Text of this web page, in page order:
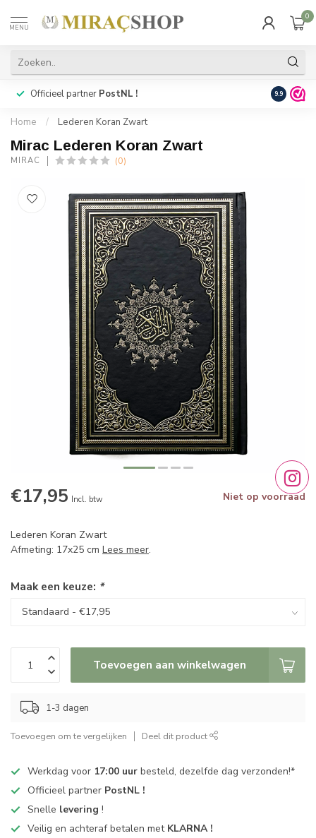
MENU
0
Officieel partner PostNL ! Snelle
9.9
Home / Lederen Koran Zwart
Mirac Lederen Koran Zwart
MIRAC (0)
€17,95 Incl. btw Niet op voorraad
Lederen Koran Zwart
Afmeting: 17x25 cm Lees meer.
Maak een keuze: *
Toevoegen aan winkelwagen
1-3 dagen
Toevoegen om te vergelijken Deel dit product
Werkdag voor 17:00 uur besteld, dezelfde dag verzonden!*
Officieel partner PostNL !
Snelle levering !
Veilig en achteraf betalen met KLARNA !